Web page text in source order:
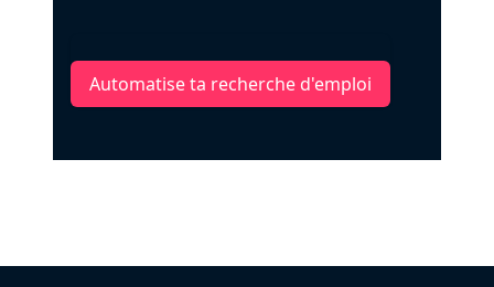
Automatise ta recherche d'emploi